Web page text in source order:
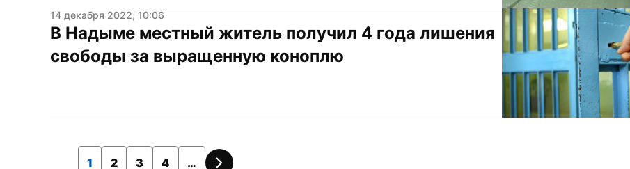
14 декабря 2022, 10:06
В Надыме местный житель получил 4 года лишения
свободы за выращенную коноплю
1 2 3 4 …